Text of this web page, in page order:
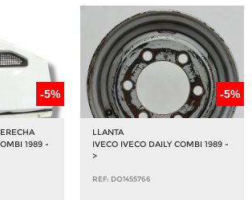
-5%
1989 -
-5%
LLANTA
IVECO IVECO DAILY COMBI 1989 -
>
REF: DO1455766